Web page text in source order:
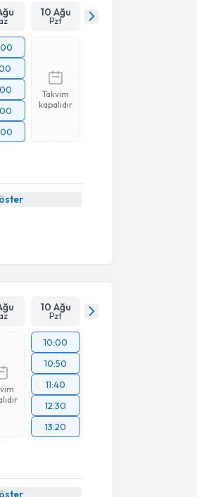
10 Ağu
Pzt
Takvim
kapalıdır
10 Ağu
Pzt
10:00
10:50
11:40
12:30
13:20